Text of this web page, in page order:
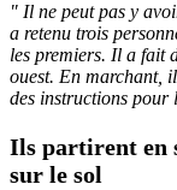
" Il ne peut pas y
a retenu trois
les premiers. Il a fait
ouest. En marchant,
des instructions pour
Ils partirent en
sur le sol